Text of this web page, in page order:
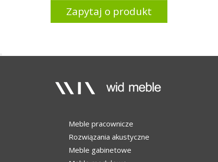
Zapytaj o produkt
Meble pracownicze
Rozwiązania akustyczne
Meble gabinetowe